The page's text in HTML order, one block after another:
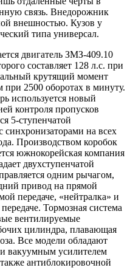
связь. Внедорожник
внешностью. Кузов у
типа универсал.
двигатель ЗМЗ-409.10
составляет 128 л.с. при
крутящий момент
при 2500 оборотах в минуту.
используется новый
контроля пропусков
5-ступенчатой
синхронизаторами на всех
Производством коробок
южнокорейская компания
двухступенчатой
одним рычагом,
привод на прямой
передаче, «нейтралка» и
Тормозная система
вентилируемые
цилиндра, плавающая
Все модели обладают
вакуумным усилителем
антиблокировочной